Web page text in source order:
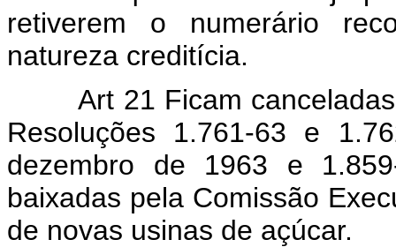
retiverem o numerário
natureza creditícia.
Art 21 Ficam canceladas
Resoluções 1.761-63 e
dezembro de 1963 e
baixadas pela Comissão
de novas usinas de açúcar.